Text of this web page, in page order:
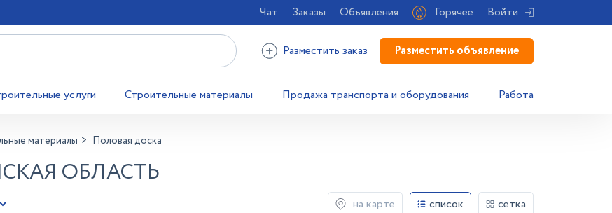
Чат Заказы Объявления Горячее Войти
Разместить заказ Разместить объявление
услуги Строительные материалы Продажа транспорта и оборудования Работа
материалы Половая доска
ОБЛАСТЬ
на карте список сетка